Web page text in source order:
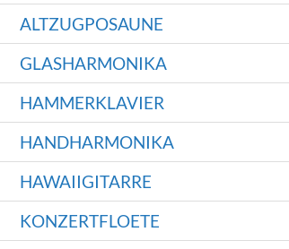
ALTZUGPOSAUNE
GLASHARMONIKA
HAMMERKLAVIER
HANDHARMONIKA
HAWAIIGITARRE
KONZERTFLOETE